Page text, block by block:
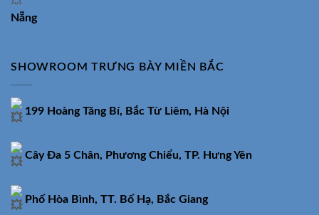
Nẵng
SHOWROOM TRƯNG BÀY MIỀN BẮC
199 Hoàng Tăng Bí, Bắc Từ Liêm, Hà Nội
Cây Đa 5 Chân, Phương Chiểu, TP. Hưng Yên
Phố Hòa Bình, TT. Bố Hạ, Bắc Giang